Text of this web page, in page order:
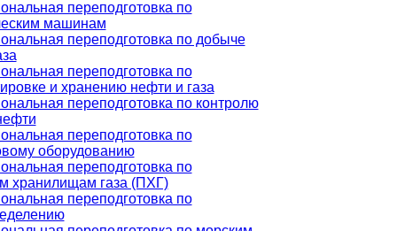
переподготовка по
машинам
переподготовка по добыче
переподготовка по
и хранению нефти и газа
переподготовка по контролю
переподготовка по
оборудованию
переподготовка по
хранилищам газа (ПХГ)
переподготовка по